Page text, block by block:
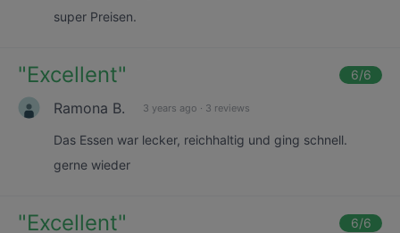
super Preisen.
"Excellent" 6/6
Ramona B. 3 years ago · 3 reviews
Das Essen war lecker, reichhaltig und ging schnell.
gerne wieder
"Excellent" 6/6